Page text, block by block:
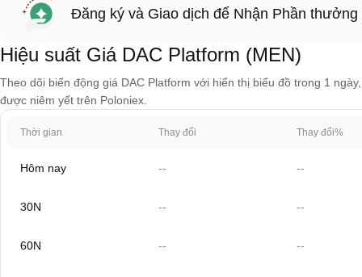
Đăng ký và Giao dịch để Nhận Phần thưởng
Hiệu suất Giá DAC Platform (MEN)
Theo dõi biến động giá DAC Platform với hiển thị biểu đồ trong 1
được niêm yết trên Poloniex.
Thời gian Thay đổi Thay đổi%
Hôm nay -- --
30N -- --
60N -- --